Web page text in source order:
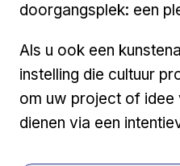
doorgangsplek: een
Als u ook een
instelling die cultuur
om uw project of
dienen via een